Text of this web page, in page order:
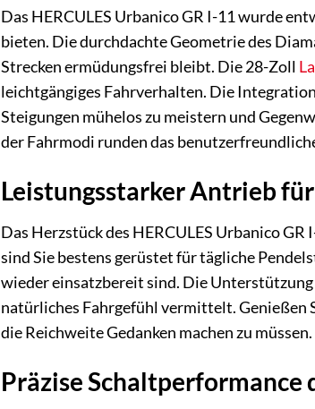
Das HERCULES Urbanico GR I-11 wurde
bieten. Die durchdachte Geometrie des
Strecken ermüdungsfrei bleibt. Die 28-Zoll
leichtgängiges Fahrverhalten. Die
Steigungen mühelos zu meistern und
der Fahrmodi runden das
Leistungsstarker Antrieb
Das Herzstück des HERCULES Urbanico
sind Sie bestens gerüstet für tägliche
wieder einsatzbereit sind. Die
natürliches Fahrgefühl vermittelt. Genießen
die Reichweite Gedanken machen zu müssen.
Präzise Schaltperformance